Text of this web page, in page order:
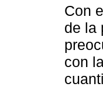
Con
de la
con